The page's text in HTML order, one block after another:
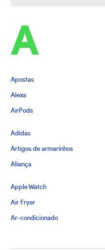
A
Apostas
Alexa
AirPods
Adidas
Artigos de armarinhos
Aliança
Apple Watch
Air Fryer
Ar-condicionado